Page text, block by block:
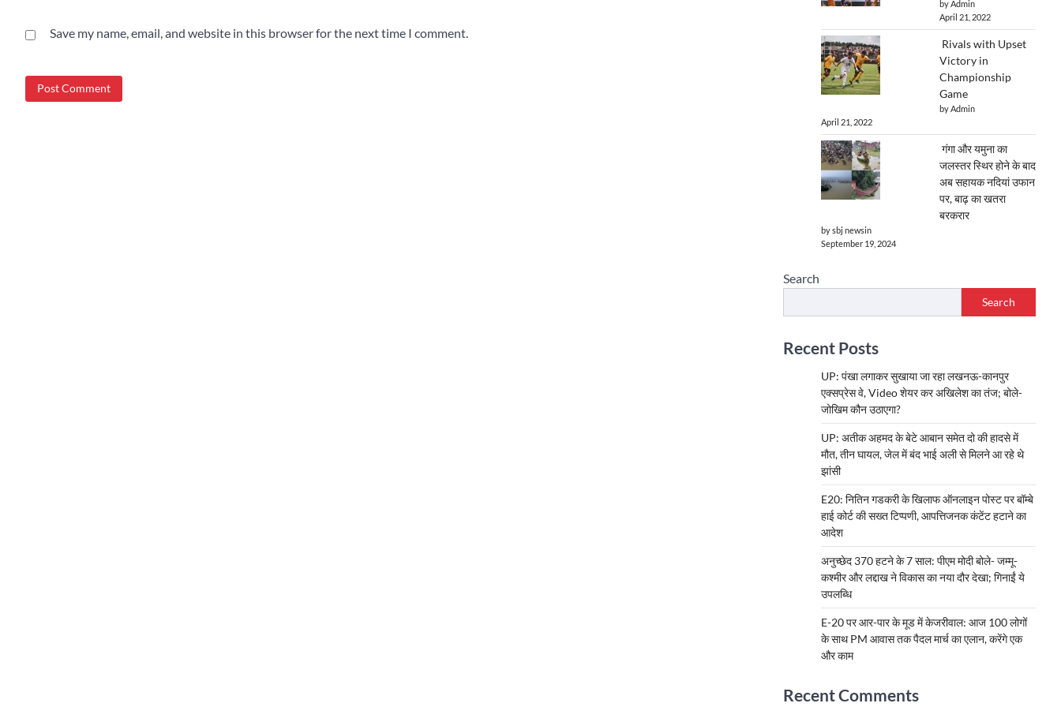
Save my name, email, and website in this browser for the next time I comment.
by Admin
April 21, 2022
Rivals with Upset
Victory in
Championship
Game
by Admin
April 21, 2022
गंगा और यमुना का
जलस्तर स्थिर होने के बाद
अब सहायक नदियां उफान
पर, बाढ़ का खतरा
बरकरार
by sbj newsin
September 19, 2024
Search
Search
Recent Posts
UP: पंखा लगाकर सुखाया जा रहा लखनऊ-कानपुर
एक्सप्रेस वे, Video शेयर कर अखिलेश का तंज; बोले-
जोखिम कौन उठाएगा?
UP: अतीक अहमद के बेटे आबान समेत दो की हादसे में
मौत, तीन घायल, जेल में बंद भाई अली से मिलने आ रहे थे
झांसी
E20: नितिन गडकरी के खिलाफ ऑनलाइन पोस्ट पर बॉम्बे
हाई कोर्ट की सख्त टिप्पणी, आपत्तिजनक कंटेंट हटाने का
आदेश
अनुच्छेद 370 हटने के 7 साल: पीएम मोदी बोले- जम्मू-
कश्मीर और लद्दाख ने विकास का नया दौर देखा; गिनाईं ये
उपलब्धि
E-20 पर आर-पार के मूड में केजरीवाल: आज 100 लोगों
के साथ PM आवास तक पैदल मार्च का एलान, करेंगे एक
और काम
Recent Comments